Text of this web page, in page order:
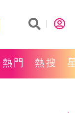
熱門 熱搜